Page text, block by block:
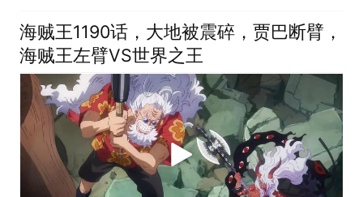
海贼王1190话，大地被震碎，贾巴断臂，
海贼王左臂VS世界之王